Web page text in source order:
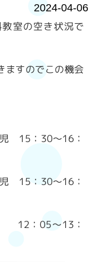
2024-04-06
室の空き状況で
ますのでこの機会
15：30～16：
15：30～16：
12：05～13：